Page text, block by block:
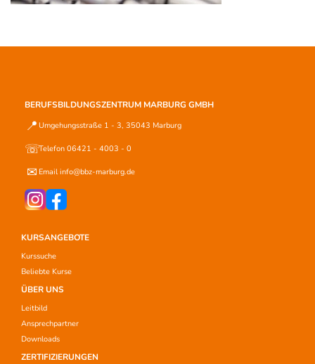
BERUFSBILDUNGSZENTRUM MARBURG GMBH
📍 Umgehungsstraße 1 - 3, 35043 Marburg
☏Telefon 06421 - 4003 - 0
✉ Email info@bbz-marburg.de
KURSANGEBOTE
Kurssuche
Beliebte Kurse
ÜBER UNS
Leitbild
Ansprechpartner
Downloads
ZERTIFIZIERUNGEN